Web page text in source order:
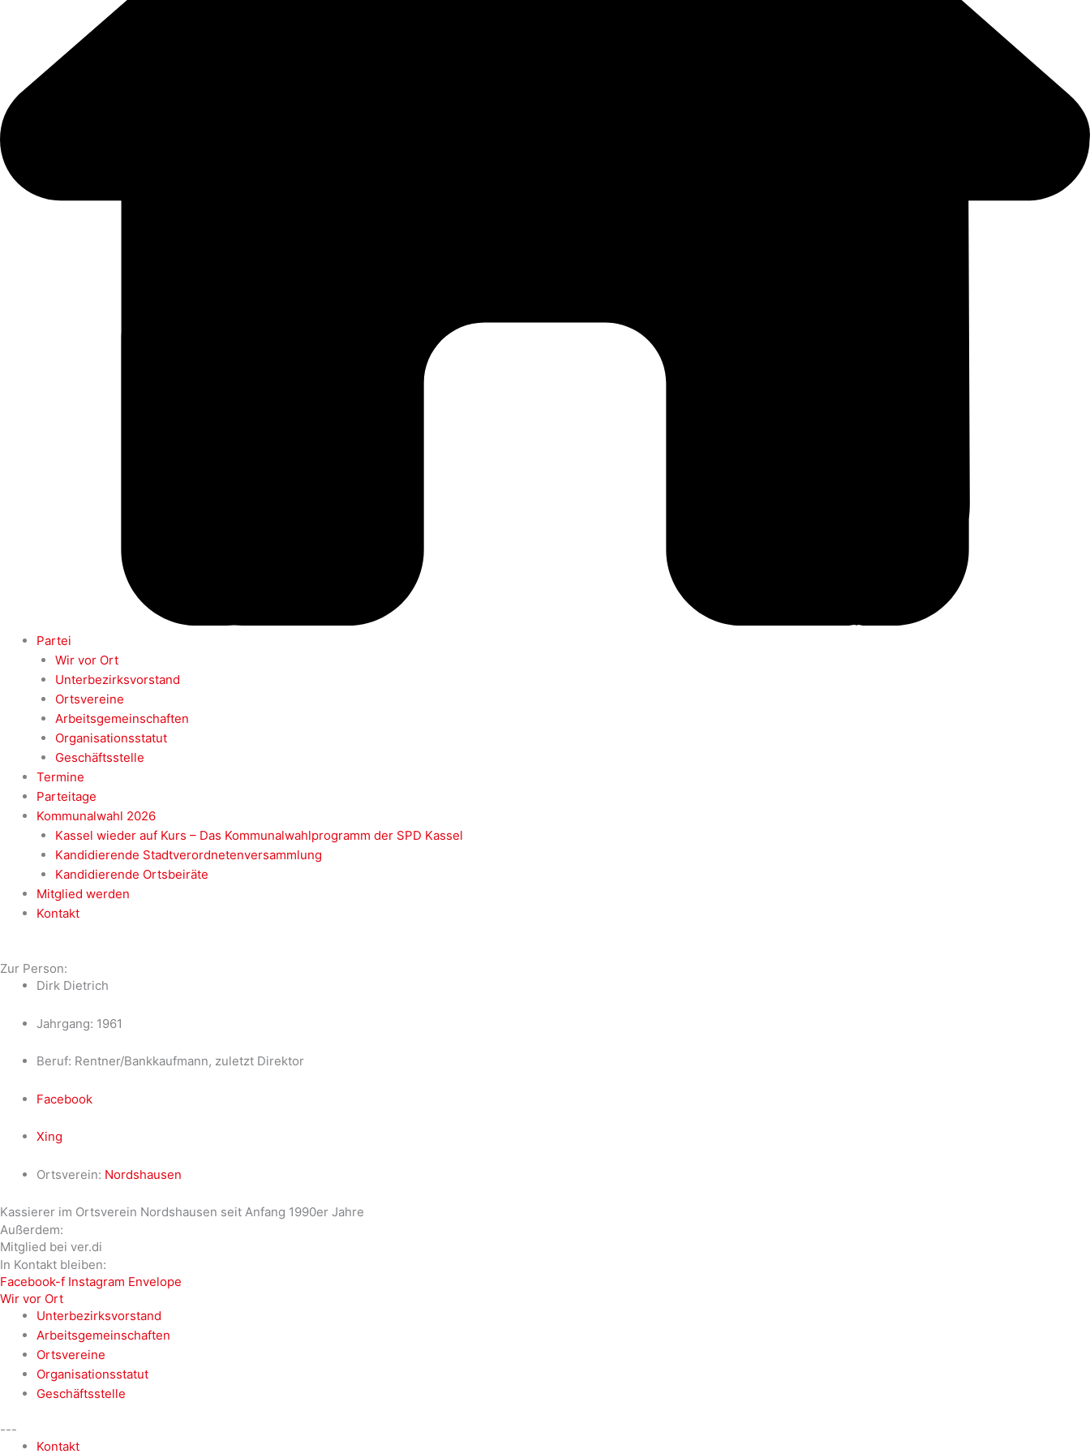
Partei
Wir vor Ort
Unterbezirksvorstand
Ortsvereine
Arbeitsgemeinschaften
Organisationsstatut
Geschäftsstelle
Termine
Parteitage
Kommunalwahl 2026
Kassel wieder auf Kurs – Das Kommunalwahlprogramm der SPD Kassel
Kandidierende Stadtverordnetenversammlung
Kandidierende Ortsbeiräte
Mitglied werden
Kontakt
Zur Person:
Dirk Dietrich
Jahrgang: 1961
Beruf: Rentner/Bankkaufmann, zuletzt Direktor
Facebook
Xing
Ortsverein: Nordshausen
Kassierer im Ortsverein Nordshausen seit Anfang 1990er Jahre
Außerdem:
Mitglied bei ver.di
In Kontakt bleiben:
Facebook-f Instagram Envelope
Wir vor Ort
Unterbezirksvorstand
Arbeitsgemeinschaften
Ortsvereine
Organisationsstatut
Geschäftsstelle
---
Kontakt